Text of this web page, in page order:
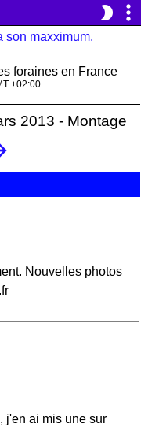
brightness_2 more_vert
foraines en France
+02:00
2013 - Montage
Nouvelles photos
j'en ai mis une sur